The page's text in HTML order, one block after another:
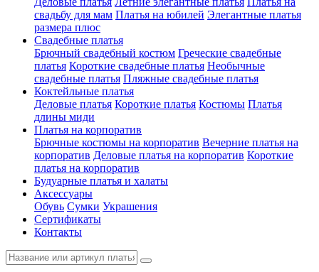
свадьбу для мам Платья на юбилей Элегантные платья
размера плюс
Свадебные платья
Брючный свадебный костюм Греческие свадебные
платья Короткие свадебные платья Необычные
свадебные платья Пляжные свадебные платья
Коктейльные платья
Деловые платья Короткие платья Костюмы Платья
длины миди
Платья на корпоратив
Брючные костюмы на корпоратив Вечерние платья на
корпоратив Деловые платья на корпоратив Короткие
платья на корпоратив
Будуарные платья и халаты
Аксессуары
Обувь Сумки Украшения
Сертификаты
Контакты